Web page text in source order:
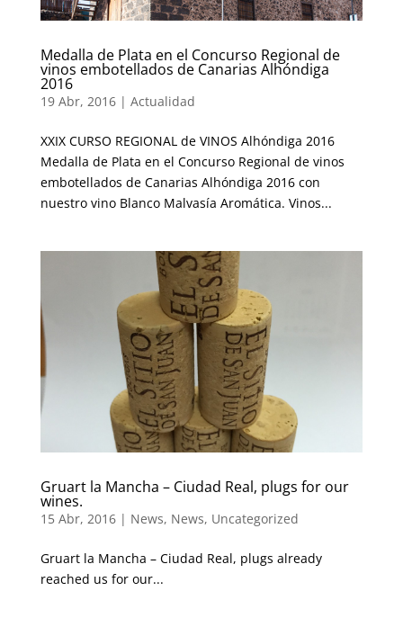
Medalla de Plata en el Concurso Regional de
vinos embotellados de Canarias Alhóndiga
2016
19 Abr, 2016| Actualidad
XXIX CURSO REGIONAL de VINOS Alhóndiga 2016
Medalla de Plata en el Concurso Regional de vinos
embotellados de Canarias Alhóndiga 2016 con
nuestro vino Blanco Malvasía Aromática. Vinos...
Gruart la Mancha – Ciudad Real, plugs for our
wines.
15 Abr, 2016| News, News, Uncategorized
Gruart la Mancha – Ciudad Real, plugs already
reached us for our...